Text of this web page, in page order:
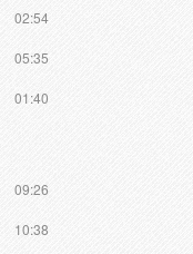
02:54
05:35
01:40
09:26
10:38